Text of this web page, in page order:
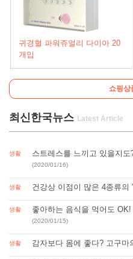
귀경혈 파워쥬얼리 다이아 20
개입
쇼핑상
최신한국뉴스
생활 스트레스를 느끼고 있을지
(2020/01/16)
생활 건강상 이점이 많은 4종류의
생활 좋아하는 음식을 먹어도
(2020/01/15)
생활 감자보다 몸에 좋다? 고구